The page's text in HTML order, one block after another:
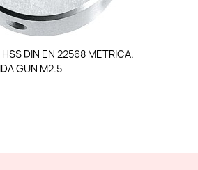
DIN EN 22568 METRICA.
GUN M2.5